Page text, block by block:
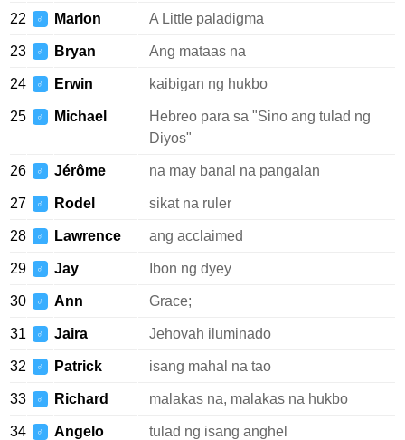
22 ♂ Marlon A Little paladigma
23 ♂ Bryan Ang mataas na
24 ♂ Erwin kaibigan ng hukbo
25 ♂ Michael
Hebreo para sa "Sino ang tulad ng
Diyos"
26 ♂ Jérôme na may banal na pangalan
27 ♂ Rodel sikat na ruler
28 ♂ Lawrence ang acclaimed
29 ♂ Jay Ibon ng dyey
30 ♂ Ann Grace;
31 ♂ Jaira Jehovah iluminado
32 ♂ Patrick isang mahal na tao
33 ♂ Richard malakas na, malakas na hukbo
34 ♂ Angelo tulad ng isang anghel